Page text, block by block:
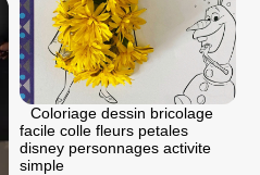
Coloriage dessin bricolage
facile colle fleurs petales
disney personnages activite
simple